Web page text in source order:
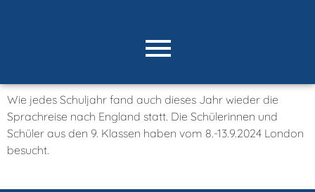
Wie jedes Schuljahr fand auch dieses Jahr wieder die
Sprachreise nach England statt. Die Schülerinnen und
Schüler aus den 9. Klassen haben vom 8.-13.9.2024 London
besucht.